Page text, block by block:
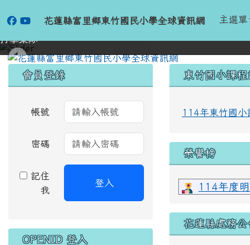
花蓮縣富里鄉東竹國民
花蓮縣富里鄉東竹國民小學全球資訊網 主選單
打擊樂隊
左邊區域內容
會員登錄
帳號
密碼
記住
我
登入
OPENID 登入
上中區域
東竹國小課程
114年東竹國小
榮譽榜
114年度
114年全
花蓮縣處務公
頁尾區域